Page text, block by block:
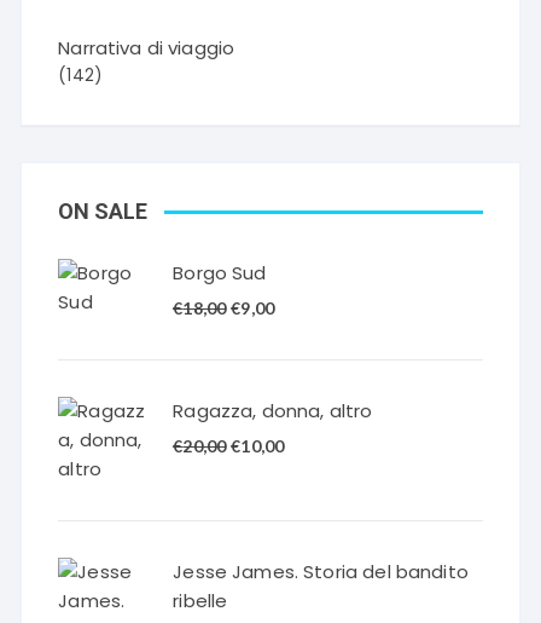
Narrativa di viaggio
(142)
ON SALE
Borgo Sud
€18,00 Il
€18,00.
€9,00Il
€9,00.
Ragazza, donna, altro
€20,00 Il
€20,00.
€10,00Il
€10,00.
Jesse James. Storia del bandito
ribelle